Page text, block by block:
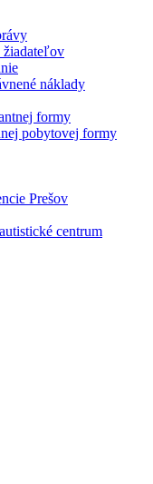
žiadateľov
náklady
formy
pobytovej formy
Prešov
centrum